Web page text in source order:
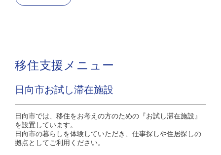
移住支援メニュー
日向市お試し滞在施設
日向市では、移住をお考えの方のための『お試し滞在施設』
を設置しています。
日向市の暮らしを体験していただき、仕事探しや住居探しの
拠点としてご利用ください。